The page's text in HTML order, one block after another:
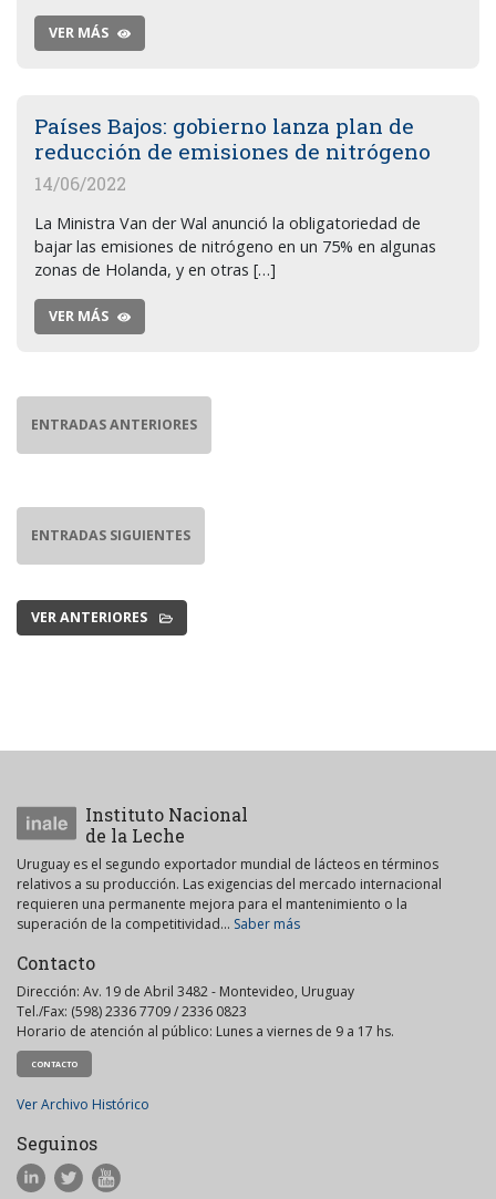
VER MÁS
Países Bajos: gobierno lanza plan de
reducción de emisiones de nitrógeno
14/06/2022
La Ministra Van der Wal anunció la obligatoriedad de
bajar las emisiones de nitrógeno en un 75% en algunas
zonas de Holanda, y en otras […]
VER MÁS
ENTRADAS ANTERIORES
ENTRADAS SIGUIENTES
VER ANTERIORES
Instituto Nacional
de la Leche
Uruguay es el segundo exportador mundial de lácteos en términos
relativos a su producción. Las exigencias del mercado internacional
requieren una permanente mejora para el mantenimiento o la
superación de la competitividad... Saber más
Contacto
Dirección: Av. 19 de Abril 3482 - Montevideo, Uruguay
Tel./Fax: (598) 2336 7709 / 2336 0823
Horario de atención al público: Lunes a viernes de 9 a 17 hs.
CONTACTO
Ver Archivo Histórico
Seguinos